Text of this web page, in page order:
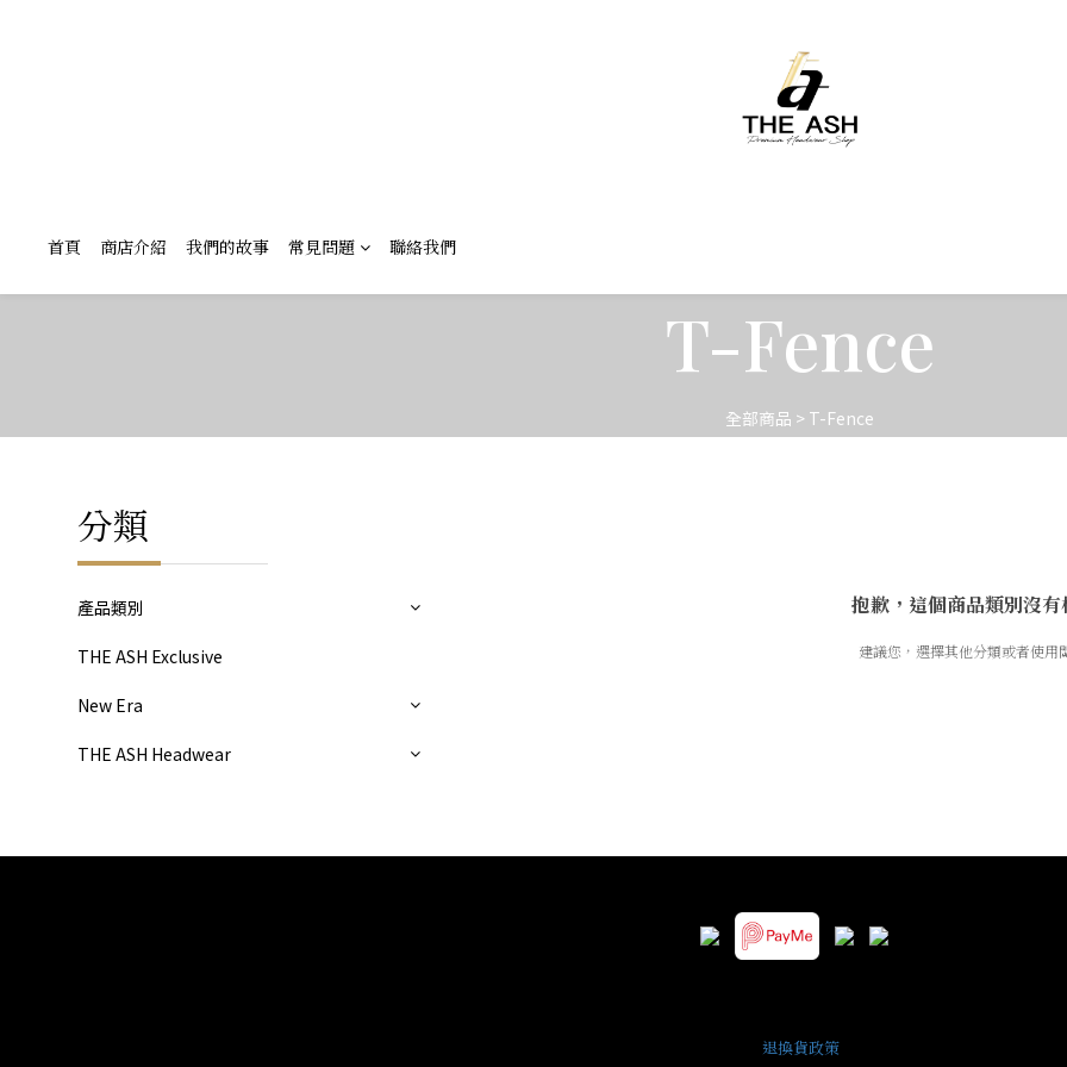
首頁 商店介紹 我們的故事 常見問題 聯絡我們
T-Fence
全部商品 > T-Fence
分類
產品類別
THE ASH Exclusive
New Era
THE ASH Headwear
抱歉，這個商品類別沒有
建議您，選擇其他分類或者使用
退換貨政策